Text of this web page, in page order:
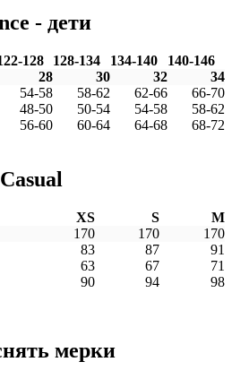
- дети
128 128-134 134-140
140-146
28 30 32
34
54-58 58-62 62-66
66-70
48-50 50-54 54-58
58-62
56-60 60-64 64-68 68-72
Casual
XS S
M
170 170
170
83 87
91
63 67
71
90 94 98
мерки